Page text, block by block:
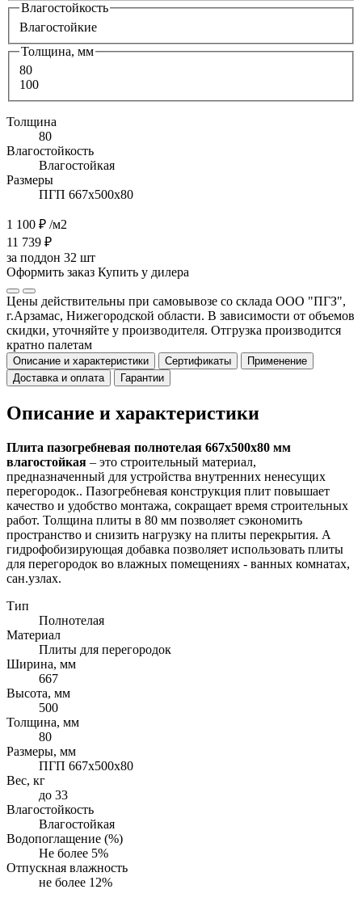
Влагостойкость
Влагостойкие
Толщина, мм
80
100
Толщина
80
Влагостойкость
Влагостойкая
Размеры
ПГП 667х500х80
1 100 ₽ /м2
11 739 ₽
за поддон 32 шт
Оформить заказ Купить у дилера
Цены действительны при самовывозе со склада ООО "ПГЗ",
г.Арзамас, Нижегородской области. В зависимости от объемов
скидки, уточняйте у производителя. Отгрузка производится
кратно палетам
Описание и характеристики Сертификаты
Применение
Доставка и оплата
Гарантии
Описание и характеристики
Плита пазогребневая полнотелая 667х500х80 мм
влагостойкая – это строительный материал,
предназначенный для устройства внутренних ненесущих
перегородок.. Пазогребневая конструкция плит повышает
качество и удобство монтажа, сокращает время строительных
работ. Толщина плиты в 80 мм позволяет сэкономить
пространство и снизить нагрузку на плиты перекрытия. А
гидрофобизирующая добавка позволяет использовать плиты
для перегородок во влажных помещениях - ванных комнатах,
сан.узлах.
Тип
Полнотелая
Материал
Плиты для перегородок
Ширина, мм
667
Высота, мм
500
Толщина, мм
80
Размеры, мм
ПГП 667х500х80
Вес, кг
до 33
Влагостойкость
Влагостойкая
Водопоглащение (%)
Не более 5%
Отпускная влажность
не более 12%